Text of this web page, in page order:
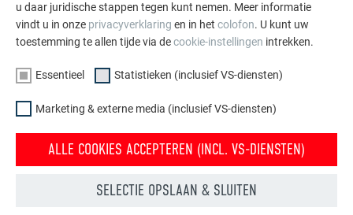
gewenste richting van de rechte hoek, een lengte van 4 m.
Plaats nu het nulpunt van het meetlint op de 3m-markering
de 5m-afstand de 4m-markering snijdt, vormt samen met het
met de zijdeverhoudingen 3 : 4 : 5 en werkt ook met
willekeurige veelvouden of deelstukken van deze lengtes –
doorslaggevend is dat de verhouding 3 : 4 : 5 behouden blijft.
u daar juridische stappen tegen kunt nemen. Meer informatie
vindt u in onze privacyverklaring en in het colofon. U kunt uw
toestemming te allen tijde via decookie-instellingen intrekken.
Essentieel Statistieken (inclusief VS-diensten)
Marketing & externe media (inclusief VS-diensten)
ALLE COOKIES ACCEPTEREN (INCL. VS-DIENSTEN)
SELECTIE OPSLAAN & SLUITEN